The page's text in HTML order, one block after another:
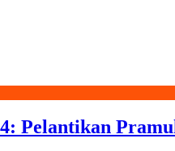
Pelantikan